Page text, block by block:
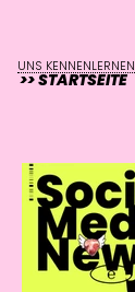
UNS KENNENLERNEN
>> STARTSEITE